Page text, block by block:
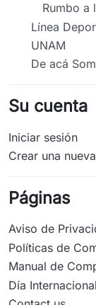
Rumbo a
Línea
UNAM
De acá
Su cuenta
Iniciar sesión
Crear una
Páginas
Aviso de
Políticas de
Manual de
Día